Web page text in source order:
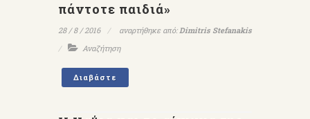
πάντοτε παιδιά»
28 / 8 / 2016 αναρτήθηκε από:Dimitris Stefanakis
Αναζήτηση
Διαβάστε